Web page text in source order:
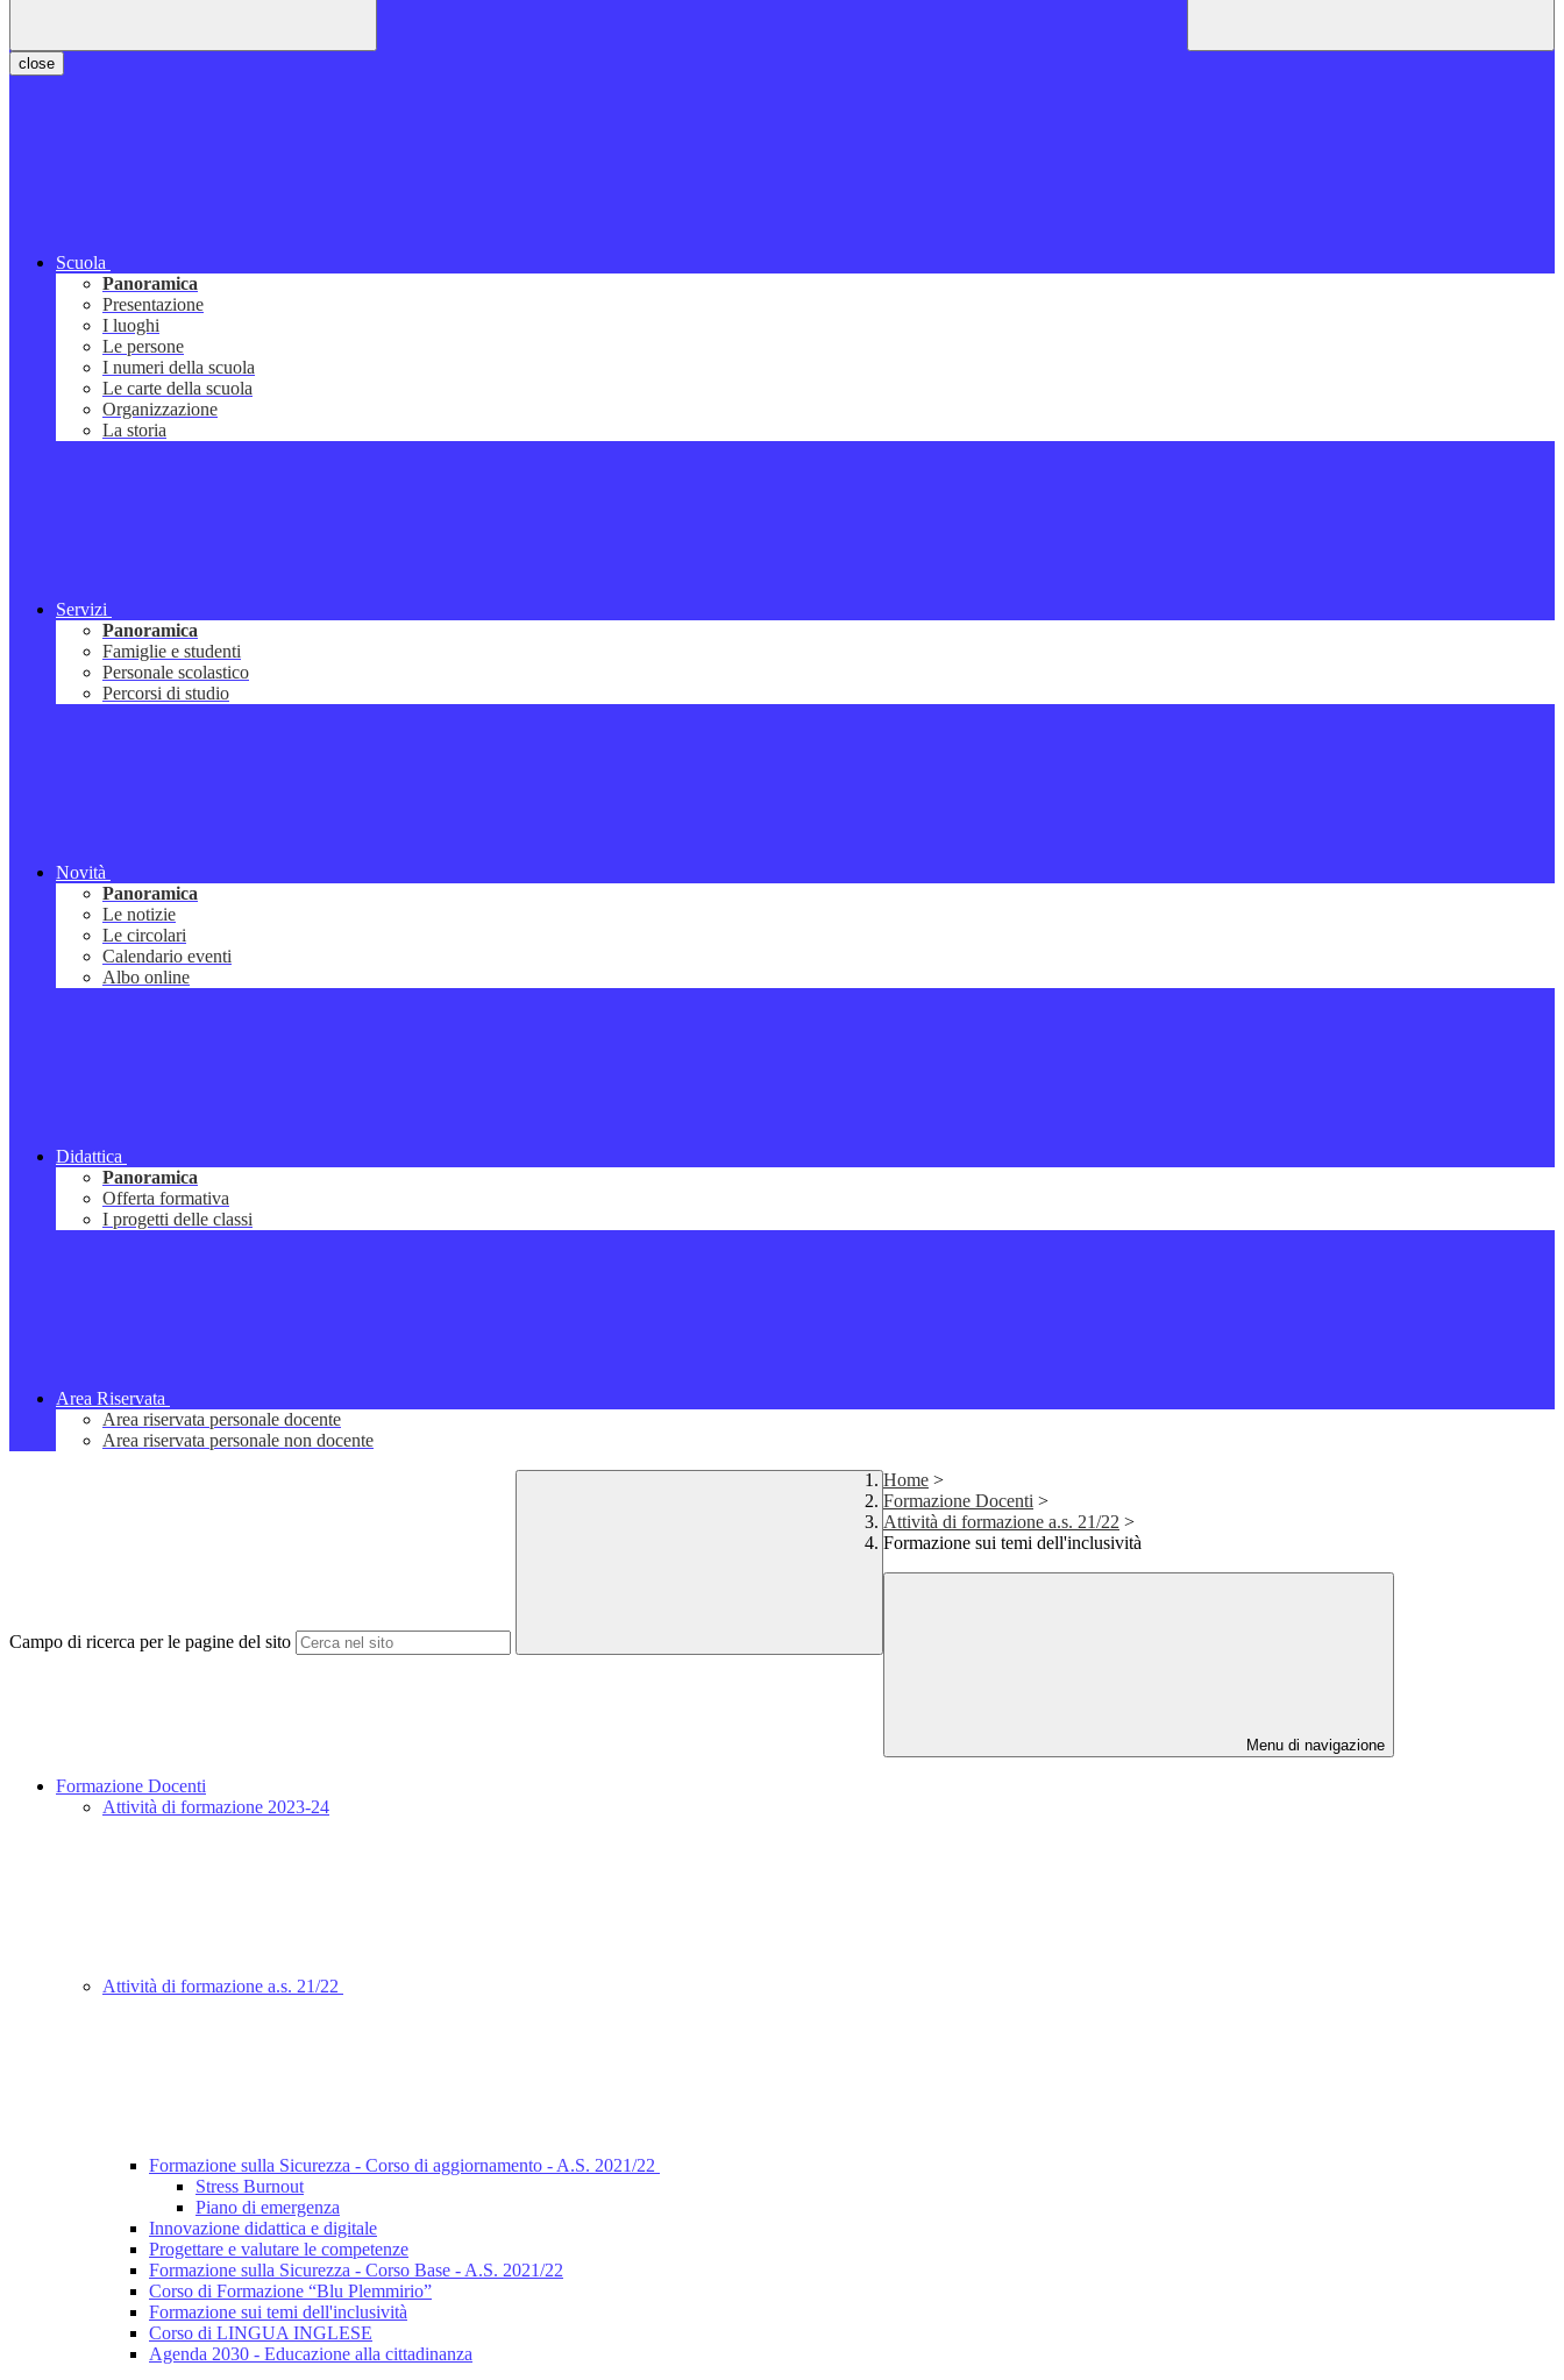
close
Scuola
Panoramica
Presentazione
I luoghi
Le persone
I numeri della scuola
Le carte della scuola
Organizzazione
La storia
Servizi
Panoramica
Famiglie e studenti
Personale scolastico
Percorsi di studio
Novità
Panoramica
Le notizie
Le circolari
Calendario eventi
Albo online
Didattica
Panoramica
Offerta formativa
I progetti delle classi
Area Riservata
Area riservata personale docente
Area riservata personale non docente
Campo di ricerca per le pagine del sito
Home >
Formazione Docenti >
Attività di formazione a.s. 21/22 >
Formazione sui temi dell'inclusività
Menu di navigazione
Formazione Docenti
Attività di formazione 2023-24
Attività di formazione a.s. 21/22
Formazione sulla Sicurezza - Corso di aggiornamento - A.S. 2021/22
Stress Burnout
Piano di emergenza
Innovazione didattica e digitale
Progettare e valutare le competenze
Formazione sulla Sicurezza - Corso Base - A.S. 2021/22
Corso di Formazione “Blu Plemmirio”
Formazione sui temi dell'inclusività
Corso di LINGUA INGLESE
Agenda 2030 - Educazione alla cittadinanza